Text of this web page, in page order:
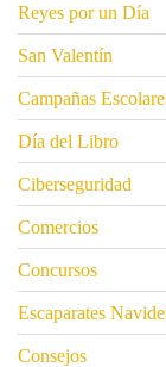
Reyes por un Día
San Valentín
Campañas
Día del Libro
Ciberseguridad
Comercios
Concursos
Escaparates
Consejos